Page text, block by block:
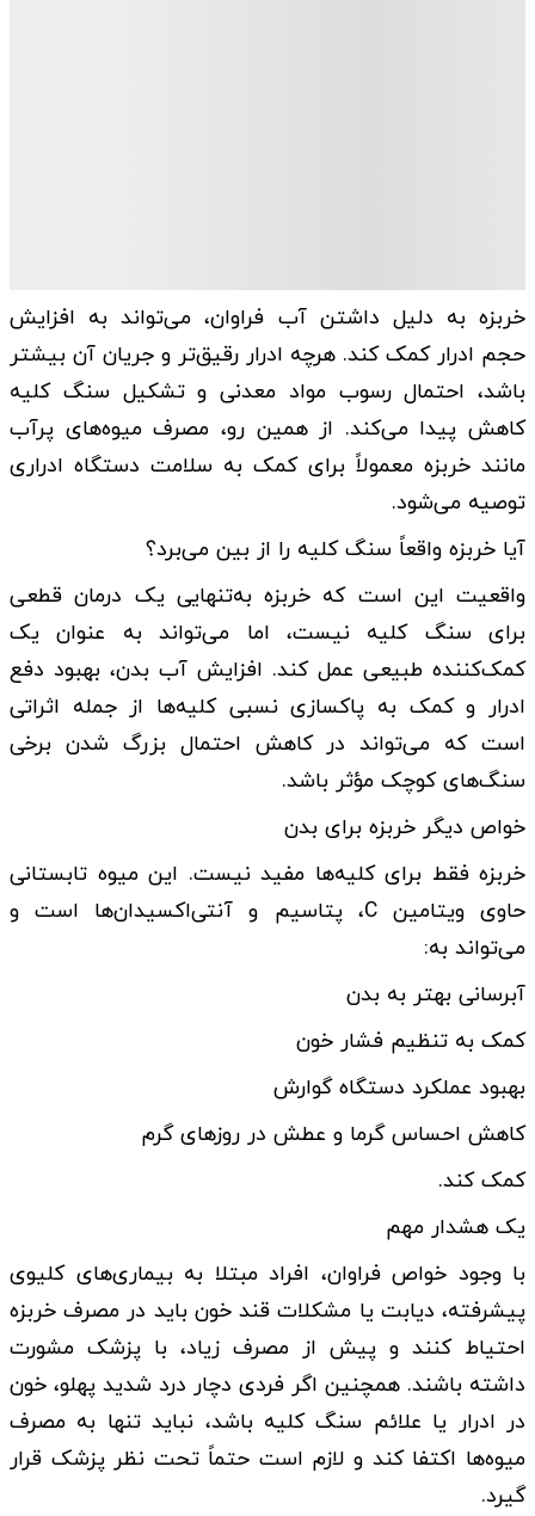
خربزه به دلیل داشتن آب فراوان، می‌تواند به افزایش
حجم ادرار کمک کند. هرچه ادرار رقیق‌تر و جریان آن بیشتر
باشد، احتمال رسوب مواد معدنی و تشکیل سنگ کلیه
کاهش پیدا می‌کند. از همین رو، مصرف میوه‌های پرآب
مانند خربزه معمولاً برای کمک به سلامت دستگاه ادراری
توصیه می‌شود.
آیا خربزه واقعاً سنگ کلیه را از بین می‌برد؟
واقعیت این است که خربزه به‌تنهایی یک درمان قطعی
برای سنگ کلیه نیست، اما می‌تواند به عنوان یک
کمک‌کننده طبیعی عمل کند. افزایش آب بدن، بهبود دفع
ادرار و کمک به پاکسازی نسبی کلیه‌ها از جمله اثراتی
است که می‌تواند در کاهش احتمال بزرگ شدن برخی
سنگ‌های کوچک مؤثر باشد.
خواص دیگر خربزه برای بدن
خربزه فقط برای کلیه‌ها مفید نیست. این میوه تابستانی
حاوی ویتامین C، پتاسیم و آنتی‌اکسیدان‌ها است و
می‌تواند به:
آبرسانی بهتر به بدن
کمک به تنظیم فشار خون
بهبود عملکرد دستگاه گوارش
کاهش احساس گرما و عطش در روزهای گرم
کمک کند.
یک هشدار مهم
با وجود خواص فراوان، افراد مبتلا به بیماری‌های کلیوی
پیشرفته، دیابت یا مشکلات قند خون باید در مصرف خربزه
احتیاط کنند و پیش از مصرف زیاد، با پزشک مشورت
داشته باشند. همچنین اگر فردی دچار درد شدید پهلو، خون
در ادرار یا علائم سنگ کلیه باشد، نباید تنها به مصرف
میوه‌ها اکتفا کند و لازم است حتماً تحت نظر پزشک قرار
گیرد.